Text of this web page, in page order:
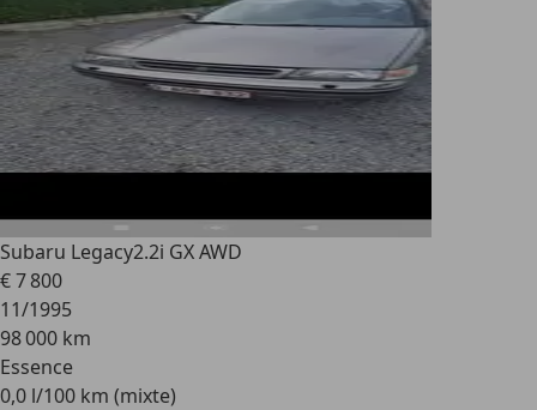
Subaru Legacy2.2i GX AWD
€ 7 800
11/1995
98 000 km
Essence
0,0 l/100 km (mixte)